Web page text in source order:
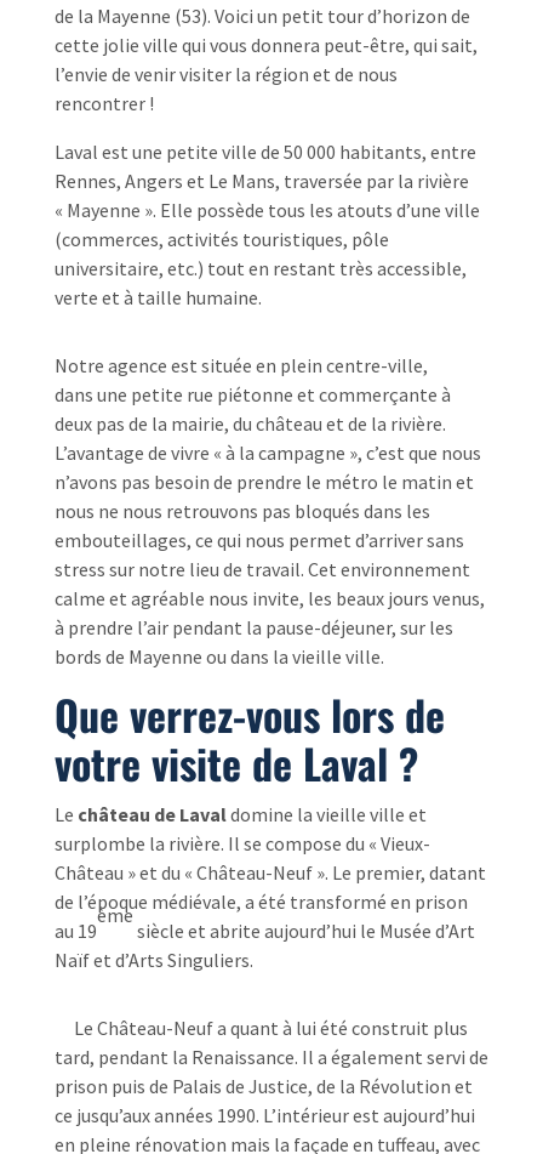
de la Mayenne (53). Voici un petit tour d’horizon de
cette jolie ville qui vous donnera peut-être, qui sait,
l’envie de venir visiter la région et de nous
rencontrer !
Laval est une petite ville de 50 000 habitants, entre
Rennes, Angers et Le Mans, traversée par la rivière
« Mayenne ». Elle possède tous les atouts d’une ville
(commerces, activités touristiques, pôle
universitaire, etc.) tout en restant très accessible,
verte et à taille humaine.
Notre agence est située en plein centre-ville,
dans une petite rue piétonne et commerçante à
deux pas de la mairie, du château et de la rivière.
L’avantage de vivre « à la campagne », c’est que nous
n’avons pas besoin de prendre le métro le matin et
nous ne nous retrouvons pas bloqués dans les
embouteillages, ce qui nous permet d’arriver sans
stress sur notre lieu de travail. Cet environnement
calme et agréable nous invite, les beaux jours venus,
à prendre l’air pendant la pause-déjeuner, sur les
bords de Mayenne ou dans la vieille ville.
Que verrez-vous lors de
votre visite de Laval ?
Le château de Lavaldomine la vieille ville et
surplombe la rivière. Il se compose du « Vieux-
Château » et du « Château-Neuf ». Le premier, datant
de l’époque médiévale, a été transformé en prison
au 19
ème
siècle et abrite aujourd’hui le Musée d’Art
Naïf et d’Arts Singuliers.
Le Château-Neuf a quant à lui été construit plus
tard, pendant la Renaissance. Il a également servi de
prison puis de Palais de Justice, de la Révolution et
ce jusqu’aux années 1990. L’intérieur est aujourd’hui
en pleine rénovation mais la façade en tuffeau, avec